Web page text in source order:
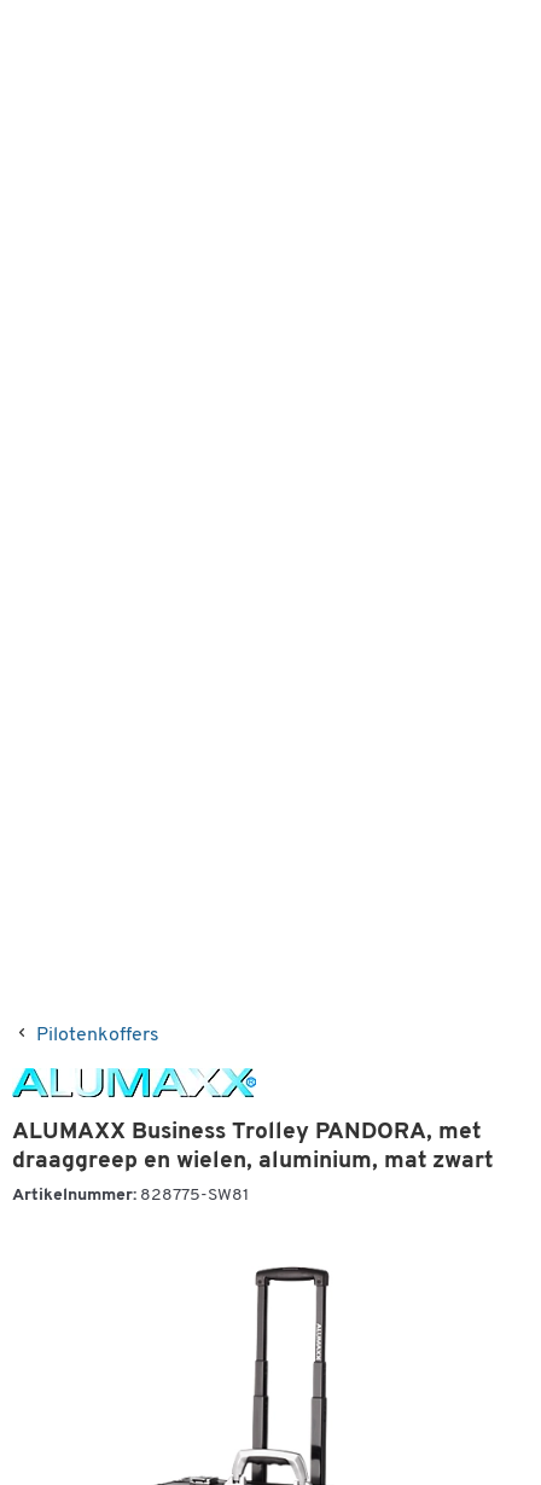
Pilotenkoffers
ALUMAXX Business Trolley PANDORA, met
draaggreep en wielen, aluminium, mat zwart
Artikelnummer: 828775-SW81